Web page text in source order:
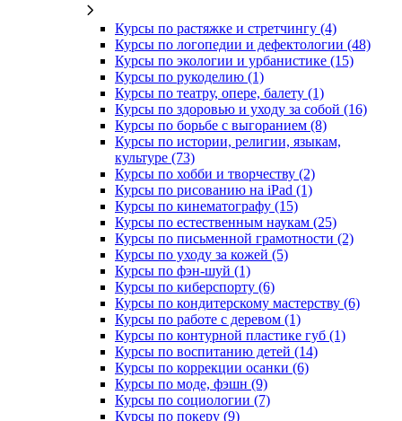
Курсы по растяжке и стретчингу (4)
Курсы по логопедии и дефектологии (48)
Курсы по экологии и урбанистике (15)
Курсы по рукоделию (1)
Курсы по театру, опере, балету (1)
Курсы по здоровью и уходу за собой (16)
Курсы по борьбе с выгоранием (8)
Курсы по истории, религии, языкам,
культуре (73)
Курсы по хобби и творчеству (2)
Курсы по рисованию на iPad (1)
Курсы по кинематографу (15)
Курсы по естественным наукам (25)
Курсы по письменной грамотности (2)
Курсы по уходу за кожей (5)
Курсы по фэн-шуй (1)
Курсы по киберспорту (6)
Курсы по кондитерскому мастерству (6)
Курсы по работе с деревом (1)
Курсы по контурной пластике губ (1)
Курсы по воспитанию детей (14)
Курсы по коррекции осанки (6)
Курсы по моде, фэшн (9)
Курсы по социологии (7)
Курсы по покеру (9)